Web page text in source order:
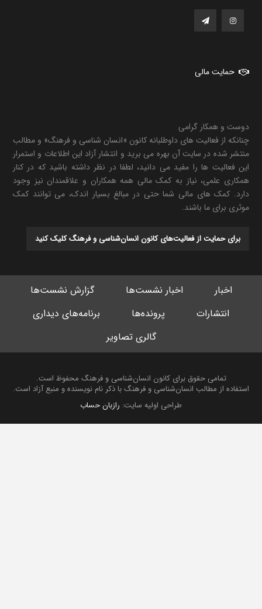
حمایت مالی
دوست و همکار گرامی
چنانکه از فعالیت های داوطلبانه کانون «انسان شناسی و فرهنگ» و مطالب
منتشر شده در سایت آن بهره می برید و انتشار آزاد این اطلاعات و استمرار
این فعالیت ها را مفید می دانید، لطفا در نظر داشته باشید که در کنار
همکاری علمی، نیاز به کمک مالی همه همکاران و علاقمندان نیز وجود
دارد. کمک های مالی شما حتی در مبالغ بسیار اندک، می توانند کمک
موثری برای ما باشند.
برای حمایت از فعالیت‌های کانون انسان‌شناسی و فرهنگ کلیک کنید
اخبار اخبار نشست‌ها
گزارش نشست‌ها
انتشارات
پرونده‌ها
برنامه‌های دیداری
گالری تصاویر
تمامی حقوق برای کانون انسان‌شناسی و فرهنگ محفوظ است.
استفاده از مطالب انسان‌شناسی و فرهنگ با ذکر نام نویسنده و منبع آزاد است.
طراحی اولیه سایت:رازبان حساب